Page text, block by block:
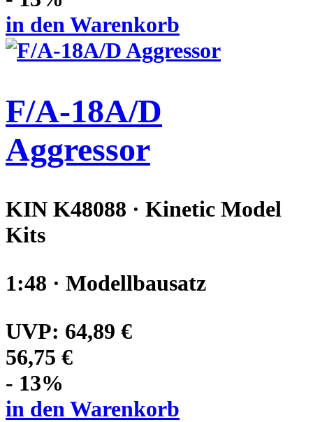
in den Warenkorb
F/A-18A/D
Aggressor
KIN K48088 · Kinetic Model
Kits
1:48 · Modellbausatz
UVP: 64,89 €
56,75 €
- 13%
in den Warenkorb